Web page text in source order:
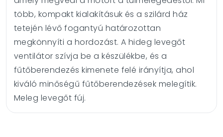
több, kompakt kialakításuk és a szilárd ház
tetején lévő fogantyú határozottan
megkönnyíti a hordozást. A hideg levegőt
ventilátor szívja be a készülékbe, és a
fűtőberendezés kimenete felé irányítja, ahol
kiváló minőségű fűtőberendezések melegítik.
Meleg levegőt fúj.